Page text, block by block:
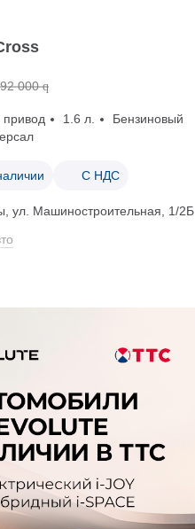
000 q
1.6 л.
Бензиновый
С НДС
ул. Машиностроительная, 1/2Б